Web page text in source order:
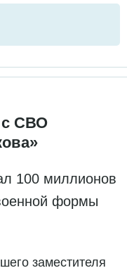
с СВО
100 миллионов
формы
заместителя